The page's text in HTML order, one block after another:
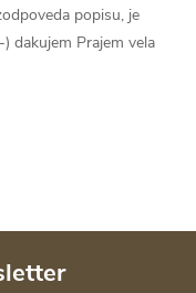
popisu, je
dakujem Prajem vela